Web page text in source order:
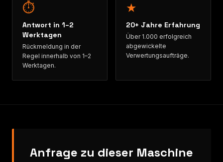
⏱
Antwort in 1–2
Werktagen
Rückmeldung in der
Regel innerhalb von 1–2
Werktagen.
★
20+ Jahre Erfahrung
Über 1.000 erfolgreich
abgewickelte
Verwertungsaufträge.
Anfrage zu dieser Maschine